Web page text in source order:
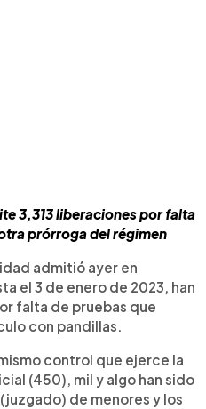
3,313 liberaciones por falta
prórroga del régimen
admitió ayer en
el 3 de enero de 2023, han
falta de pruebas que
con pandillas.
control que ejerce la
(450), mil y algo han sido
de menores y los